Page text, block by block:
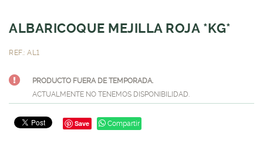
ALBARICOQUE MEJILLA ROJA *KG*
REF.: AL1
PRODUCTO FUERA DE TEMPORADA.
ACTUALMENTE NO TENEMOS DISPONIBILIDAD.
Save Compartir